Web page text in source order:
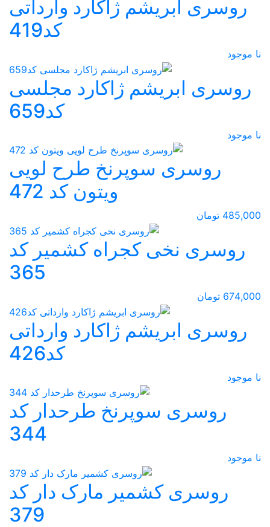
روسری ابریشم ژاکارد وارداتی
کد419
نا موجود
روسری ابریشم ژاکارد مجلسی
کد659
نا موجود
روسری سوپرنخ طرح لویی
ویتون کد 472
485,000 تومان
روسری نخی کجراه کشمیر کد
365
674,000 تومان
روسری ابریشم ژاکارد وارداتی
کد426
نا موجود
روسری سوپرنخ طرحدار کد
344
نا موجود
روسری کشمیر مارک دار کد
379